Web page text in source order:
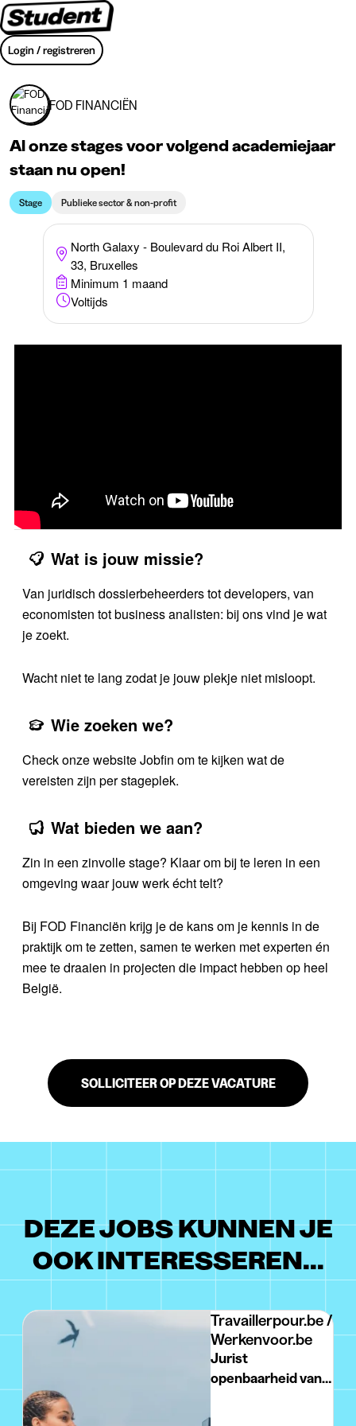
Login / registreren
FOD FINANCIËN
Al onze stages voor volgend academiejaar
staan nu open!
Stage Publieke sector & non-profit
North Galaxy - Boulevard du Roi Albert II,
33, Bruxelles
Minimum 1 maand
Voltijds
Wat is jouw missie?
Van juridisch dossierbeheerders tot developers, van
economisten tot business analisten: bij ons vind je wat
je zoekt.
Wacht niet te lang zodat je jouw plekje niet misloopt.
Wie zoeken we?
Check onze website Jobfin om te kijken wat de
vereisten zijn per stageplek.
Wat bieden we aan?
Zin in een zinvolle stage? Klaar om bij te leren in een
omgeving waar jouw werk écht telt?
Bij FOD Financiën krijg je de kans om je kennis in de
praktijk om te zetten, samen te werken met experten én
mee te draaien in projecten die impact hebben op heel
België.
SOLLICITEER OP DEZE VACATURE
DEZE JOBS KUNNEN JE
OOK INTERESSEREN...
Travaillerpour.be /
Werkenvoor.be
Jurist
openbaarheid van